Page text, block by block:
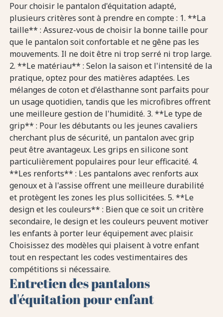
Pour choisir le pantalon d'équitation adapté,
plusieurs critères sont à prendre en compte : 1. **La
taille** : Assurez-vous de choisir la bonne taille pour
que le pantalon soit confortable et ne gêne pas les
mouvements. Il ne doit être ni trop serré ni trop large.
2. **Le matériau** : Selon la saison et l'intensité de la
pratique, optez pour des matières adaptées. Les
mélanges de coton et d'élasthanne sont parfaits pour
un usage quotidien, tandis que les microfibres offrent
une meilleure gestion de l'humidité. 3. **Le type de
grip** : Pour les débutants ou les jeunes cavaliers
cherchant plus de sécurité, un pantalon avec grip
peut être avantageux. Les grips en silicone sont
particulièrement populaires pour leur efficacité. 4.
**Les renforts** : Les pantalons avec renforts aux
genoux et à l'assise offrent une meilleure durabilité
et protègent les zones les plus sollicitées. 5. **Le
design et les couleurs** : Bien que ce soit un critère
secondaire, le design et les couleurs peuvent motiver
les enfants à porter leur équipement avec plaisir.
Choisissez des modèles qui plaisent à votre enfant
tout en respectant les codes vestimentaires des
compétitions si nécessaire.
Entretien des pantalons
d'équitation pour enfant